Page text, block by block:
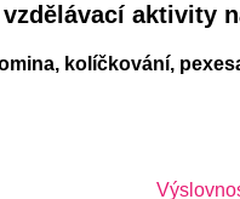
aktivity
kolíčkování,